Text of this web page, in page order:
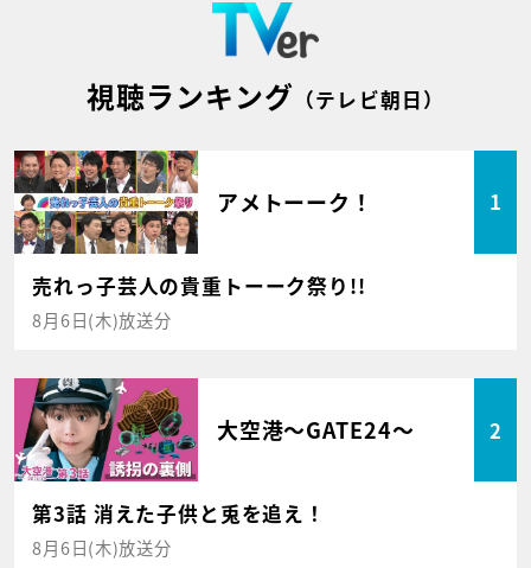
視聴ランキング （テレビ朝日）
アメトーーク！ 1
売れっ子芸人の貴重トーーク祭り!!
8月6日(木)放送分
大空港～GATE24～ 2
第3話 消えた子供と兎を追え！
8月6日(木)放送分